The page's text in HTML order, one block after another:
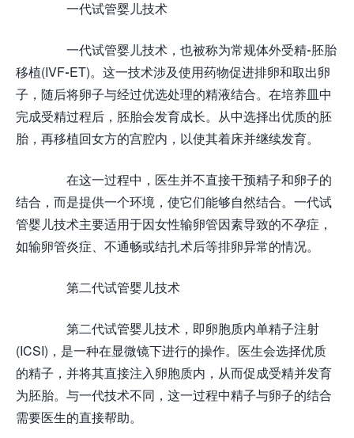
一代试管婴儿技术
一代试管婴儿技术，也被称为常规体外受精-胚胎
移植(IVF-ET)。这一技术涉及使用药物促进排卵和取出卵
子，随后将卵子与经过优选处理的精液结合。在培养皿中
完成受精过程后，胚胎会发育成长。从中选择出优质的胚
胎，再移植回女方的宫腔内，以使其着床并继续发育。
在这一过程中，医生并不直接干预精子和卵子的
结合，而是提供一个环境，使它们能够自然结合。一代试
管婴儿技术主要适用于因女性输卵管因素导致的不孕症，
如输卵管炎症、不通畅或结扎术后等排卵异常的情况。
第二代试管婴儿技术
第二代试管婴儿技术，即卵胞质内单精子注射
(ICSI)，是一种在显微镜下进行的操作。医生会选择优质
的精子，并将其直接注入卵胞质内，从而促成受精并发育
为胚胎。与一代技术不同，这一过程中精子与卵子的结合
需要医生的直接帮助。